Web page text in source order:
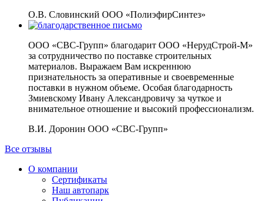
О.В. Словинский ООО «ПолиэфирСинтез»
ООО «СВС-Групп» благодарит ООО «НерудСтрой-М»
за сотрудничество по поставке строительных
материалов. Выражаем Вам искреннюю
признательность за оперативные и своевременные
поставки в нужном объеме. Особая благодарность
Змиевскому Ивану Александровичу за чуткое и
внимательное отношение и высокий профессионализм.
В.И. Доронин ООО «СВС-Групп»
Все отзывы
О компании
Сертификаты
Наш автопарк